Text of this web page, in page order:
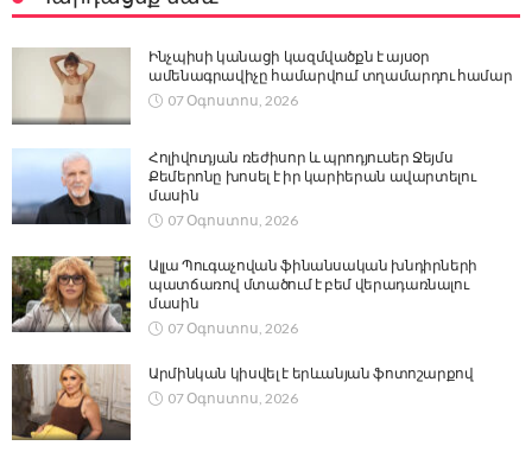
Ինչպիսի կանացի կազմվածքն է այսօր
ամենագրավիչը համարվում տղամարդու համար
07 Օգոստոս, 2026
Հոլիվուդյան ռեժիսոր և պրոդյուսեր Ջեյմս
Քեմերոնը խոսել է իր կարիերան ավարտելու
մասին
07 Օգոստոս, 2026
Ալլա Պուգաչովան ֆինանսական խնդիրների
պատճառով մտածում է բեմ վերադառնալու
մասին
07 Օգոստոս, 2026
Արմինկան կիսվել է երևանյան ֆոտոշարքով
07 Օգոստոս, 2026